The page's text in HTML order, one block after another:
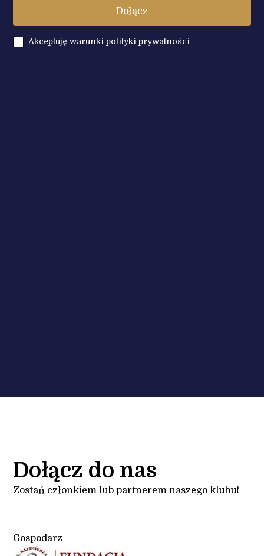
Akceptuję warunkipolityki prywatności
Dołącz do nas
Zostań członkiem lub partnerem naszego klubu!
Gospodarz